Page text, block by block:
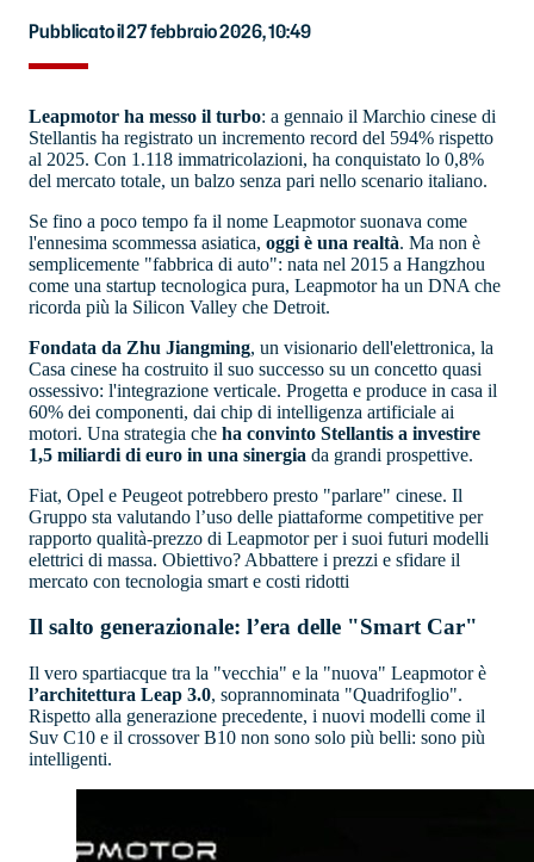
Pubblicato il 27 febbraio 2026, 10:49
Leapmotor ha messo il turbo: a gennaio il Marchio cinese di
Stellantis ha registrato un incremento record del 594% rispetto
al 2025. Con 1.118 immatricolazioni, ha conquistato lo 0,8%
del mercato totale, un balzo senza pari nello scenario italiano.
Se fino a poco tempo fa il nome Leapmotor suonava come
l'ennesima scommessa asiatica, oggi è una realtà. Ma non è
semplicemente "fabbrica di auto": nata nel 2015 a Hangzhou
come una startup tecnologica pura, Leapmotor ha un DNA che
ricorda più la Silicon Valley che Detroit.
Fondata da Zhu Jiangming, un visionario dell'elettronica, la
Casa cinese ha costruito il suo successo su un concetto quasi
ossessivo: l'integrazione verticale. Progetta e produce in casa il
60% dei componenti, dai chip di intelligenza artificiale ai
motori. Una strategia che ha convinto Stellantis a investire
1,5 miliardi di euro in una sinergia da grandi prospettive.
Fiat, Opel e Peugeot potrebbero presto "parlare" cinese. Il
Gruppo sta valutando l’uso delle piattaforme competitive per
rapporto qualità-prezzo di Leapmotor per i suoi futuri modelli
elettrici di massa. Obiettivo? Abbattere i prezzi e sfidare il
mercato con tecnologia smart e costi ridotti
Il salto generazionale: l’era delle "Smart Car"
Il vero spartiacque tra la "vecchia" e la "nuova" Leapmotor è
l’architettura Leap 3.0, soprannominata "Quadrifoglio".
Rispetto alla generazione precedente, i nuovi modelli come il
Suv C10 e il crossover B10 non sono solo più belli: sono più
intelligenti.